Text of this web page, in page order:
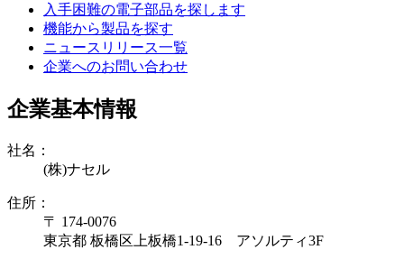
入手困難の電子部品を探します
機能から製品を探す
ニュースリリース一覧
企業へのお問い合わせ
企業基本情報
社名：
(株)ナセル
住所：
〒 174-0076
東京都 板橋区上板橋1-19-16 アソルティ3F